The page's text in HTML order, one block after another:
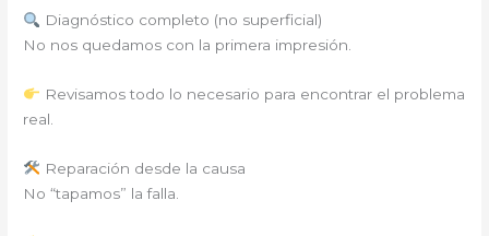
Diagnóstico completo (no superficial)
No nos quedamos con la primera impresión.
Revisamos todo lo necesario para encontrar el problema
real.
Reparación desde la causa
No “tapamos” la falla.